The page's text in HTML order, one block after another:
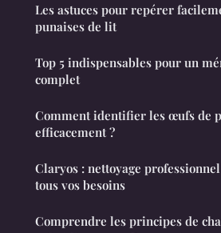
Les astuces pour repérer
punaises de lit
Top 5 indispensables pour un
complet
Comment identifier les œufs de
efficacement ?
Claryos : nettoyage
tous vos besoins
Comprendre les principes de